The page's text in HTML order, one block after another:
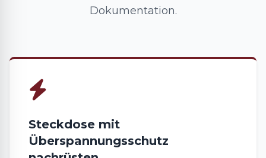
Dokumentation.
Steckdose mit
Überspannungsschutz